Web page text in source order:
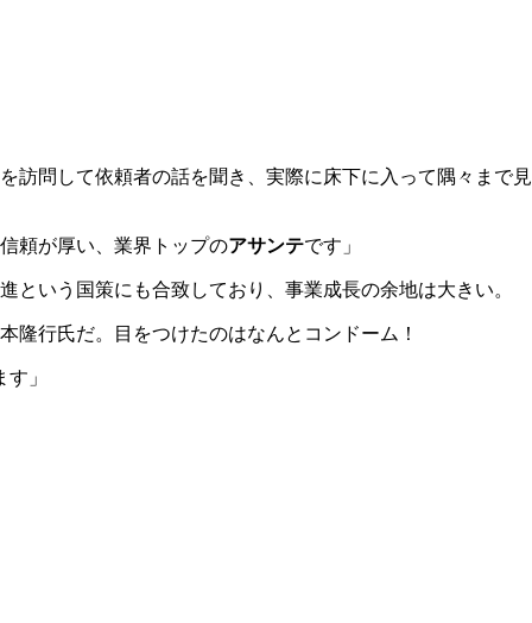
訪問して依頼者の話を聞き、実際に床下に入って隅々まで見
頼が厚い、業界トップのアサンテです」
いう国策にも合致しており、事業成長の余地は大きい。
隆行氏だ。目をつけたのはなんとコンドーム！
」